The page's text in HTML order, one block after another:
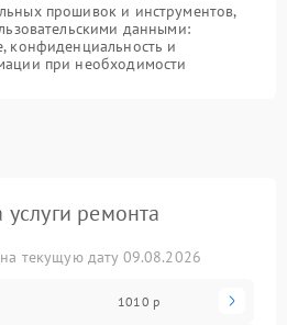
прошивок и инструментов,
данными:
конфиденциальность и
при необходимости
ремонта
текущую дату 09.08.2026
1010 р